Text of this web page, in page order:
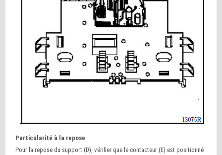
Particularité à la repose
Pour la repose du support (D), vérifier que le contacteur (E) est positionné